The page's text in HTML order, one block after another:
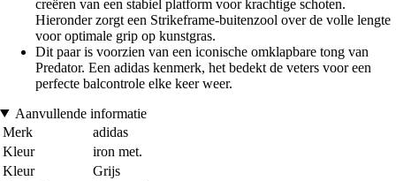
creëren van een stabiel platform voor krachtige schoten.
Hieronder zorgt een Strikeframe-buitenzool over de volle lengte
voor optimale grip op kunstgras.
Dit paar is voorzien van een iconische omklapbare tong van
Predator. Een adidas kenmerk, het bedekt de veters voor een
perfecte balcontrole elke keer weer.
Aanvullende informatie
Merk
adidas
Kleur
iron met.
Kleur
Grijs